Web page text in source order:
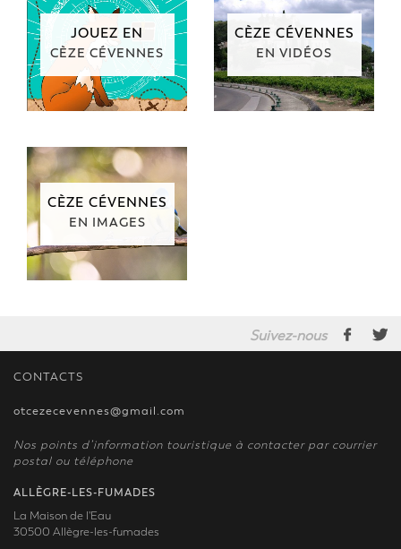
JOUEZ EN
CÈZE CÉVENNES
CÈZE CÉVENNES
EN VIDÉOS
CÈZE CÉVENNES
EN IMAGES
Suivez-nous
CONTACTS
otcezecevennes@gmail.com
Nos points d’information touristique à contacter par courrier
postal ou téléphone
ALLÈGRE-LES-FUMADES
La Maison de l'Eau
30500 Allègre-les-fumades